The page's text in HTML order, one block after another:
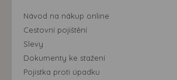
Návod na nákup online
Cestovní pojištění
Slevy
Dokumenty ke stažení
Pojistka proti úpadku